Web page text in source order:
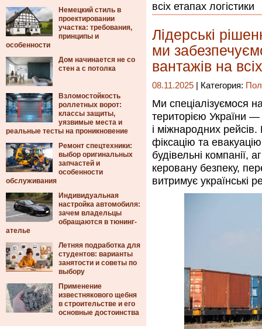
Немецкий стиль в
проектировании
участка: требования,
принципы и
особенности
Дом начинается не со
стен а с потолка
Взломостойкость
роллетных ворот:
классы защиты,
уязвимые места и
реальные тесты на проникновение
Ремонт спецтехники:
выбор оригинальных
запчастей и
особенности
обслуживания
Индивидуальная
настройка автомобиля:
зачем владельцы
обращаются в тюнинг-
ателье
Летняя подработка для
студентов: варианты
занятости и советы по
выбору
Применение
известнякового щебня
в строительстве и его
основные достоинства
всіх етапах логістики
Лідерські
ми
вантажів на
08.11.2025 | Категория:
Ми спеціалізуємося
територією України —
і міжнародних
фіксацію та
будівельні компанії,
керовану безпеку,
витримує українські